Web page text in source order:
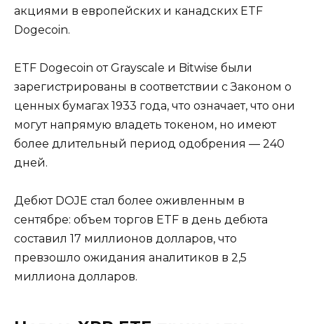
акциями в европейских и канадских ETF
Dogecoin.
ETF Dogecoin от Grayscale и Bitwise были
зарегистрированы в соответствии с Законом о
ценных бумагах 1933 года, что означает, что они
могут напрямую владеть токеном, но имеют
более длительный период одобрения — 240
дней.
Дебют DOJE стал более оживленным в
сентябре: объем торгов ETF в день дебюта
составил 17 миллионов долларов, что
превзошло ожидания аналитиков в 2,5
миллиона долларов.